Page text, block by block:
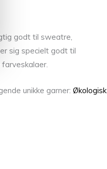
godt til sweatre,
sig specielt godt til
unikke garner: Økologisk